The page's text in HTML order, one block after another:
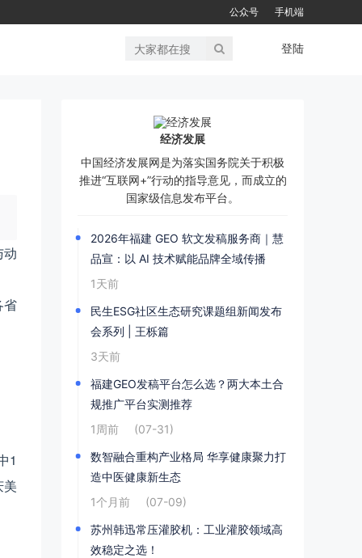
公众号 手机端
登陆
省
1
美
经济发展
中国经济发展网是为落实国务院关于积极
推进“互联网+”行动的指导意见，而成立的
国家级信息发布平台。
2026年福建 GEO 软文发稿服务商｜慧
品宣：以 AI 技术赋能品牌全域传播
1天前
民生ESG社区生态研究课题组新闻发布
会系列 | 王栎篇
3天前
福建GEO发稿平台怎么选？两大本土合
规推广平台实测推荐
1周前
(07-31)
数智融合重构产业格局 华享健康聚力打
造中医健康新生态
1个月前
(07-09)
苏州韩迅常压灌胶机：工业灌胶领域高
效稳定之选！